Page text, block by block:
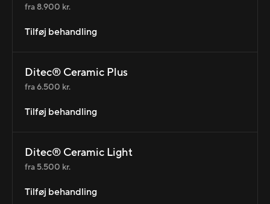
fra 8.900 kr.
Tilføj behandling
Ditec® Ceramic Plus
fra 6.500 kr.
Tilføj behandling
Ditec® Ceramic Light
fra 5.500 kr.
Tilføj behandling